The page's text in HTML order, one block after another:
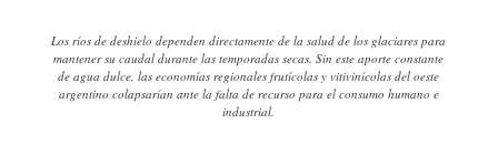
Los ríos de deshielo dependen directamente de la salud de los glaciares para
mantener su caudal durante las temporadas secas. Sin este aporte constante
de agua dulce, las economías regionales frutícolas y vitivinícolas del oeste
argentino colapsarían ante la falta de recurso para el consumo humano e
industrial.